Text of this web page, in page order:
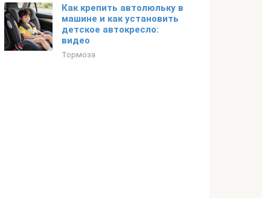
Как крепить автолюльку в
машине и как установить
детское автокресло:
видео
Тормоза